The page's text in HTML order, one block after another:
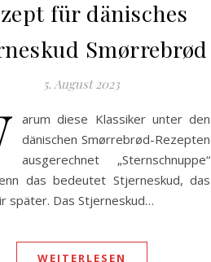
für dänisches
Smørrebrød
5. August 2023
arum diese Klassiker unter den
dänischen Smørrebrød-Rezepten
ausgerechnet „Sternschnuppe“
das bedeutet Stjerneskud, das
später. Das Stjerneskud…
WEITERLESEN